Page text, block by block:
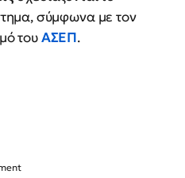
σύμφωνα με τον
τουΑΣΕΠ.